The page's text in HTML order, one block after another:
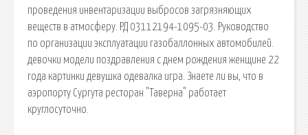
проведения инвентаризации выбросов загрязняющих
веществ в атмосферу. РД 03112194-1095-03. Руководство
по организации эксплуатации газобаллонных автомобилей.
девочки модели поздравления с днем рождения женщине 22
года картинки девушка одевалка игра. Знаете ли вы, что в
аэропорту Сургута ресторан "Таверна" работает
круглосуточно.